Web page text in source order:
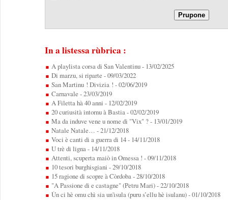
In a listessa rùbrica :
A playlista corsa di San Valentinu- 13/02/2025
Di marzu, si riparte - 09/03/2022
San Martinu ! Divizia ! - 02/06/2019
Carnavale - 23/03/2019
A Filetta hà 40 anni - 12/02/2019
20 curiusità intornu à Bastia- 02/02/2019
Ma da induve vene u nome di "Vix" ?- 13/01/2019
Natale Natale… - 21/12/2018
Voci è canti di a guerra di 14- 14/11/2018
U trè di ligna- 14/11/2018
Attenti, scuperta maiò in Omessa ! - 09/11/2018
10 tesori burghisgiani - 29/10/2018
15 ragione di scopre à Còrdoba- 28/10/2018
"A Passione di e castagne" (Petru Mari)- 22/10/2018
Ùn ci hè omu chì sia un'isula (puru s’ellu hè isulanu)- 01/10/2018